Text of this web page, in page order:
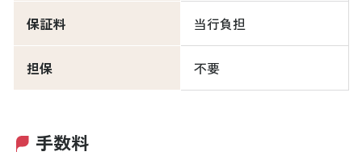
保証料 当行負担
担保 不要
手数料